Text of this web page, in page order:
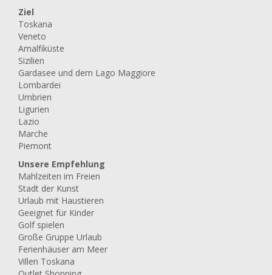
Ziel
Toskana
Veneto
Amalfiküste
Sizilien
Gardasee und dem Lago Maggiore
Lombardei
Umbrien
Ligurien
Lazio
Marche
Piemont
Unsere Empfehlung
Mahlzeiten im Freien
Stadt der Kunst
Urlaub mit Haustieren
Geeignet für Kinder
Golf spielen
Große Gruppe Urlaub
Ferienhäuser am Meer
Villen Toskana